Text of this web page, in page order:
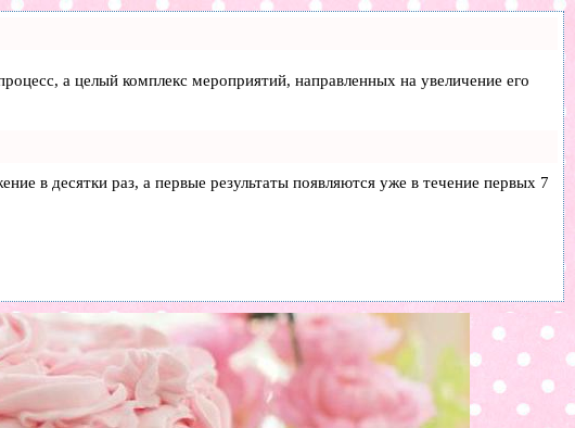
а целый комплекс мероприятий, направленных на увеличение его
в десятки раз, а первые результаты появляются уже в течение первых 7